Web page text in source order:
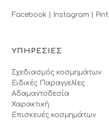
Facebook | Instagram |
ΥΠΗΡΕΣΙΕΣ
Σχεδιασμός κοσμημάτων
Ειδικές Παραγγελίες
Αδαμαντοδεσία
Χαρακτική
Επισκευές κοσμημάτων